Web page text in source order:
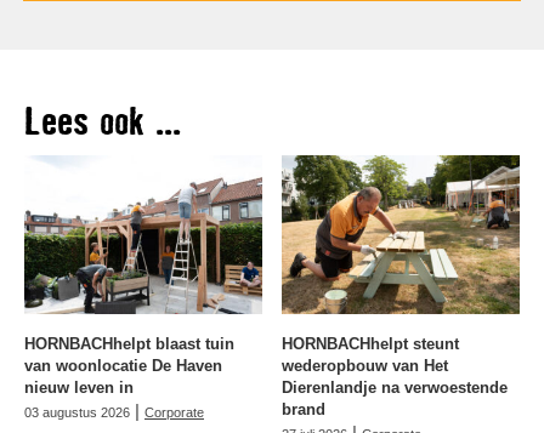
Lees ook ...
HORNBACHhelpt blaast tuin
van woonlocatie De Haven
nieuw leven in
03 augustus 2026 | Corporate
HORNBACHhelpt steunt
wederopbouw van Het
Dierenlandje na verwoestende
brand